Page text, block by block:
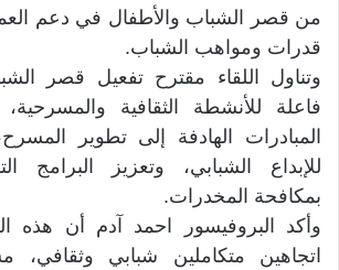
من قصر الشباب والأطفال في دعم
قدرات ومواهب الشباب.
وتناول اللقاء مقترح تفعيل قصر
فاعلة للأنشطة الثقافية
المبادرات الهادفة إلى تطوير
للإبداع الشبابي، وتعزيز البرامج
بمكافحة المخدرات.
وأكد البروفيسور احمد آدم أن هذه
اتجاهين متكاملين شبابي وثقافي،